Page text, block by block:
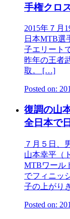
手権クロ
2015年７月
日本MTB選
子エリート
昨年の王者
取。 […]
Posted on:
復調の山
全日本で
７月５日、
山本幸平（
MTBワール
でフィニッ
子の上がり
Posted on: